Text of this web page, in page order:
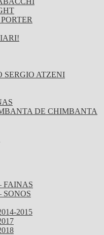
SERGIO ATZENI
DE CHIMBANTA
FAINAS
SONOS
2015